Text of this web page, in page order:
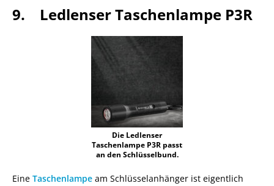
9. Ledlenser Taschenlampe P3R
Die Ledlenser
Taschenlampe P3R passt
an den Schlüsselbund.
Eine Taschenlampe am Schlüsselanhänger ist eigentlich